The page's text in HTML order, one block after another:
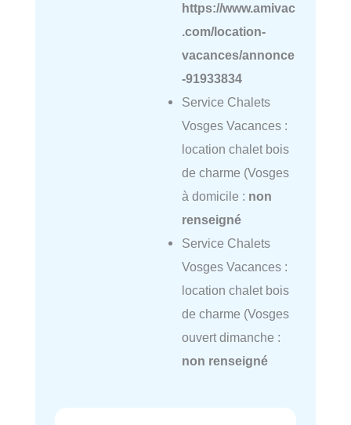
https://www.amivac
.com/location-
vacances/annonce
-91933834
Service Chalets
Vosges Vacances :
location chalet bois
de charme (Vosges
à domicile : non
renseigné
Service Chalets
Vosges Vacances :
location chalet bois
de charme (Vosges
ouvert dimanche :
non renseigné